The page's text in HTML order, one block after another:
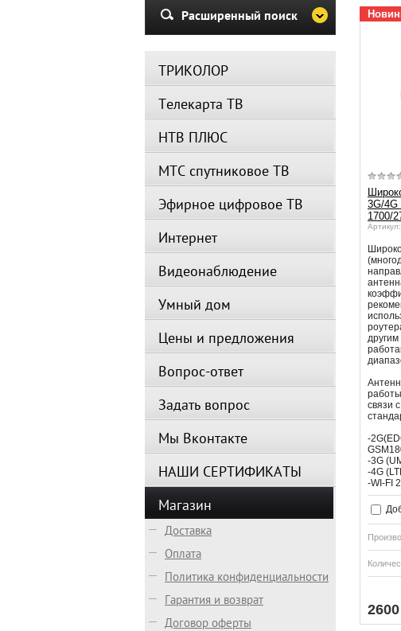
период
3G/4G
1700/
Артикул:
связи
-
-3G
-4G
-WI-FI
2600
Расширенный поиск
ТРИКОЛОР
Телекарта ТВ
НТВ ПЛЮС
МТС спутниковое ТВ
Эфирное цифровое ТВ
Интернет
Видеонаблюдение
Умный дом
Цены и предложения
Вопрос-ответ
Задать вопрос
Мы Вконтакте
НАШИ СЕРТИФИКАТЫ
Магазин
Доставка
Оплата
Политика конфиденциальности
Гарантия и возврат
Договор оферты